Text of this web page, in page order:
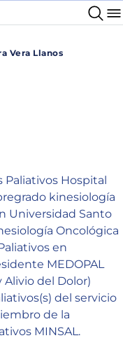
Vera Llanos
Paliativos Hospital
kinesiología
Universidad Santo
Oncológica
en
MEDOPAL
Alivio del Dolor)
del servicio
de la
MINSAL.